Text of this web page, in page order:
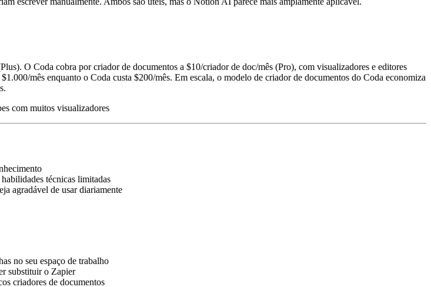
O Coda cobra por criador de documentos a $10/criador de doc/mês (Pro), com visualizadores e editores
mês enquanto o Coda custa $200/mês. Em escala, o modelo de criador de documentos do Coda economiza
com muitos visualizadores
técnicas limitadas
agradável de usar diariamente
no seu espaço de trabalho
substituir o Zapier
criadores de documentos